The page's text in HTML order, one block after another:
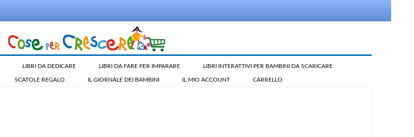
LIBRI DA DEDICARE LIBRI DA FARE PER IMPARARE LIBRI INTERATTIVI PER BAMBINI DA SCARICARE
SCATOLE REGALO IL GIORNALE DEI BAMBINI IL MIO ACCOUNT CARRELLO